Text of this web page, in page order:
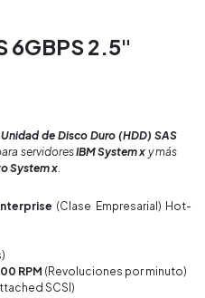
6GBPS 2.5"
Unidad de Disco Duro (HDD) SAS
servidoresIBM System x y más
System x.
(Clase Empresarial) Hot-
RPM (Revoluciones por minuto)
SCSI)